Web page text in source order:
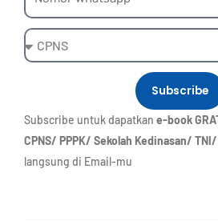
Ebook
Subscribe
Subscribe untuk dapatkan e-book
CPNS/ PPPK/ Sekolah Kedinasan/ TNI/
langsung di Email-mu